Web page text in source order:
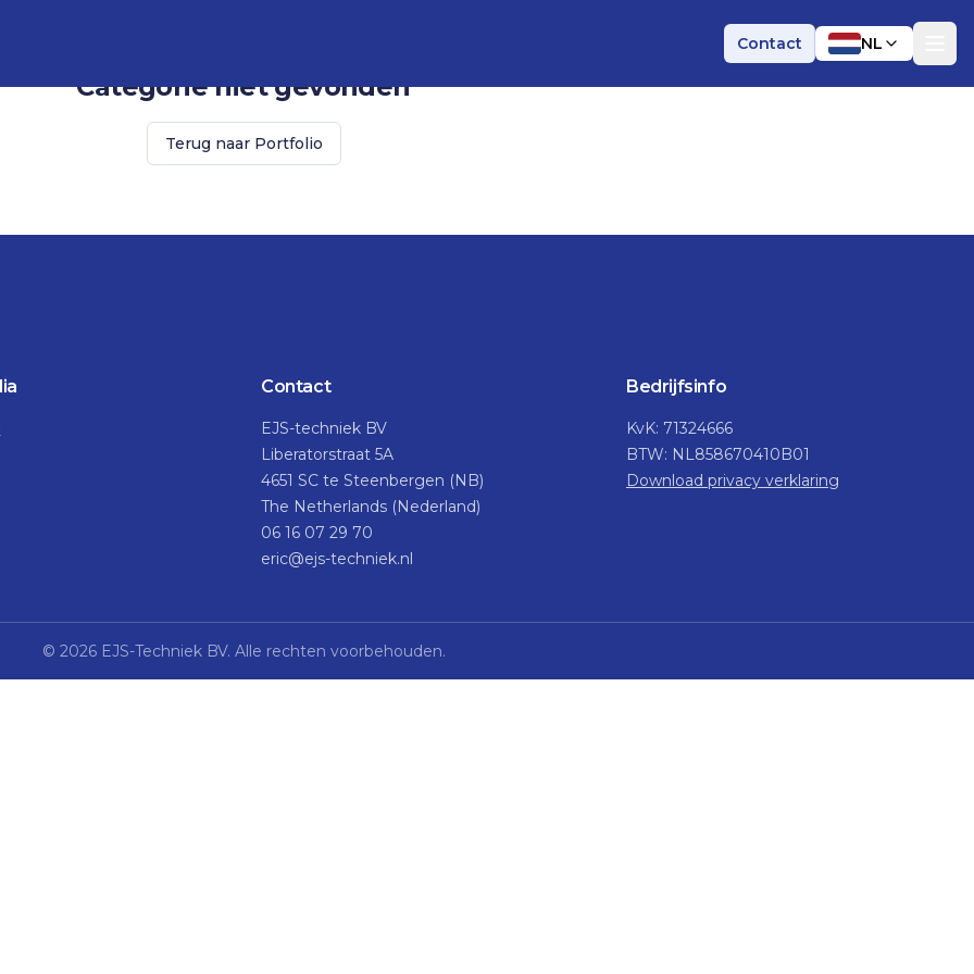
Contact NL
Categorie niet gevonden
Terug naar Portfolio
Contact
EJS-techniek BV
Liberatorstraat 5A
4651 SC te Steenbergen (NB)
The Netherlands (Nederland)
06 16 07 29 70
eric@ejs-techniek.nl
Bedrijfsinfo
KvK: 71324666
BTW: NL858670410B01
Download privacy verklaring
© 2026EJS-Techniek BV. Alle rechten voorbehouden.